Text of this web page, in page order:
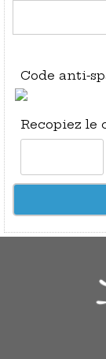
Code anti-
Recopiez le